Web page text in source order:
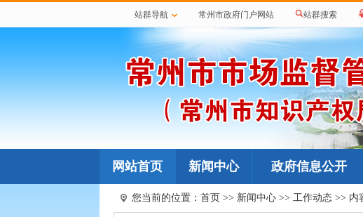
站群导航 常州市政府门户网站 站群搜索
网站首页 新闻中心 政府信息公开
您当前的位置： 首页 >> 新闻中心 >> 工作动态 >> 内